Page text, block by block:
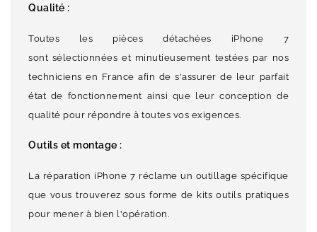
Qualité :
Toutes les pièces détachées iPhone 7
sont sélectionnées et minutieusement testées par nos
techniciens en France afin de s'assurer de leur parfait
état de fonctionnement ainsi que leur conception de
qualité pour répondre à toutes vos exigences.
Outils et montage :
La réparation iPhone 7 réclame un outillage spécifique
que vous trouverez sous forme de kits outils pratiques
pour mener à bien l'opération.